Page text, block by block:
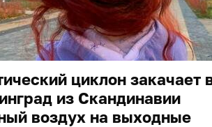
циклон закачает
из Скандинавии
воздух на выходные